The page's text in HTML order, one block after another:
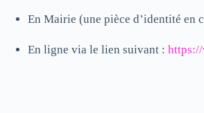
En Mairie (une pièce d’identité en
En ligne via le lien suivant :